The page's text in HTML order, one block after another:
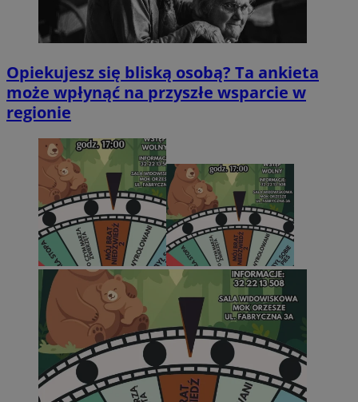
Opiekujesz się bliską osobą? Ta ankieta
może wpłynąć na przyszłe wsparcie w
regionie